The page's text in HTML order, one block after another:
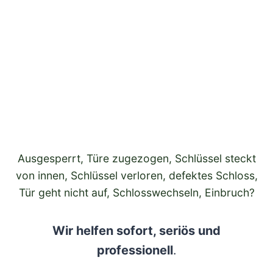
Ausgesperrt, Türe zugezogen, Schlüssel steckt
von innen, Schlüssel verloren, defektes Schloss,
Tür geht nicht auf, Schlosswechseln, Einbruch?
Wir helfen sofort, seriös und
professionell.